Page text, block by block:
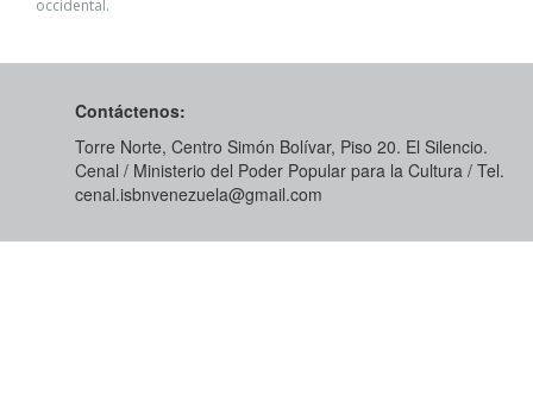
occidental.
Contáctenos:
Torre Norte, Centro Simón Bolívar, Piso 20. El Silencio.
Cenal / Ministerio del Poder Popular para la Cultura / Tel.
cenal.isbnvenezuela@gmail.com